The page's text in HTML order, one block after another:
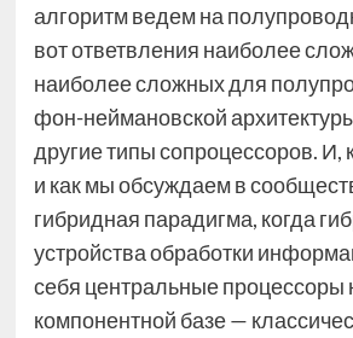
алгоритм ведем на
вот ответвления наиболее
наиболее сложных для
фон-неймановской
другие типы сопроцессоров. И,
и как мы обсуждаем в
гибридная парадигма, когда
устройства обработки
себя центральные процессоры
компонентной базе —